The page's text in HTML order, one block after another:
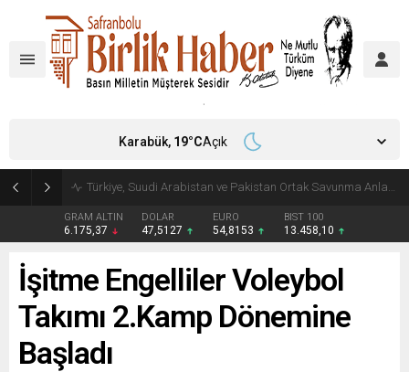
Türkiye, Suudi Arabistan ve Pakistan Ortak Savunma Anlaşması imzaladı
GRAM ALTIN
6.175,37
DOLAR
47,5127
EURO
54,8153
BIST 100
13.458,10
Karabük, 19°CAçık
İşitme Engelliler Voleybol
Takımı 2.Kamp Dönemine
Başladı